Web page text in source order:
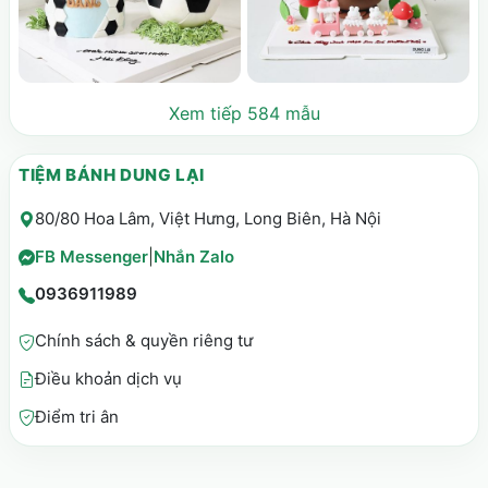
Xem tiếp 584 mẫu
TIỆM BÁNH DUNG LẠI
80/80 Hoa Lâm, Việt Hưng, Long Biên, Hà Nội
FB Messenger Nhắn Zalo
0936911989
Chính sách & quyền riêng tư
Điều khoản dịch vụ
Điểm tri ân